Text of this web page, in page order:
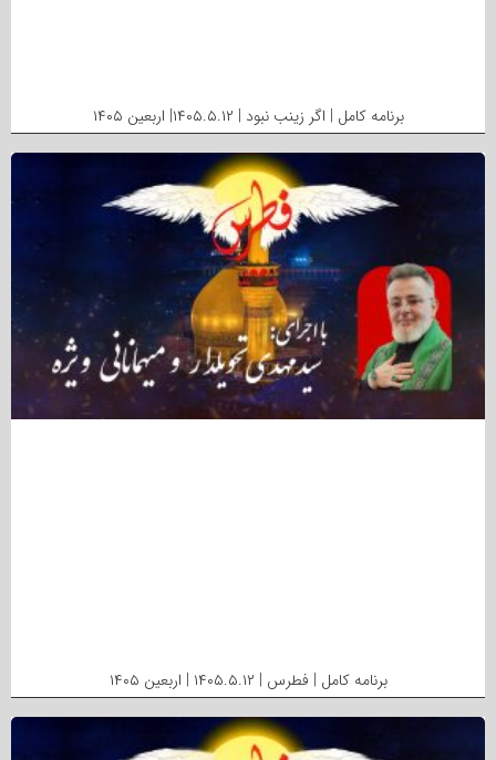
برنامه کامل | اگر زینب نبود | ۱۴۰۵.۵.۱۲| اربعین ۱۴۰۵
برنامه کامل | فطرس | ۱۴۰۵.۵.۱۲ | اربعین ۱۴۰۵